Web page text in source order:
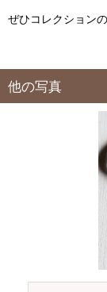
ぜひコレクション
他の写真